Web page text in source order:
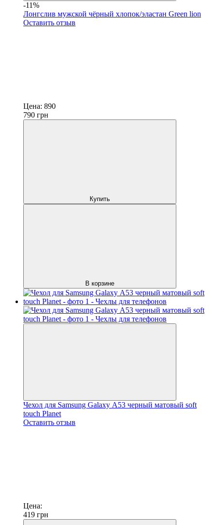
-11%
Лонгслив мужской чёрный хлопок/эластан Green lion
Оставить отзыв
Цена: 890
790 грн
Купить
В корзине
Чехол для Samsung Galaxy А53 черный матовый soft
touch Planet
Оставить отзыв
Цена:
419 грн